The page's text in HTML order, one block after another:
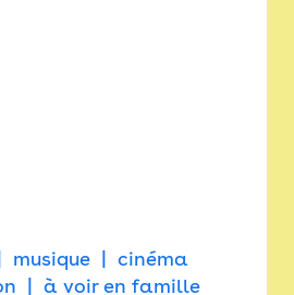
musique
cinéma
à voir en famille